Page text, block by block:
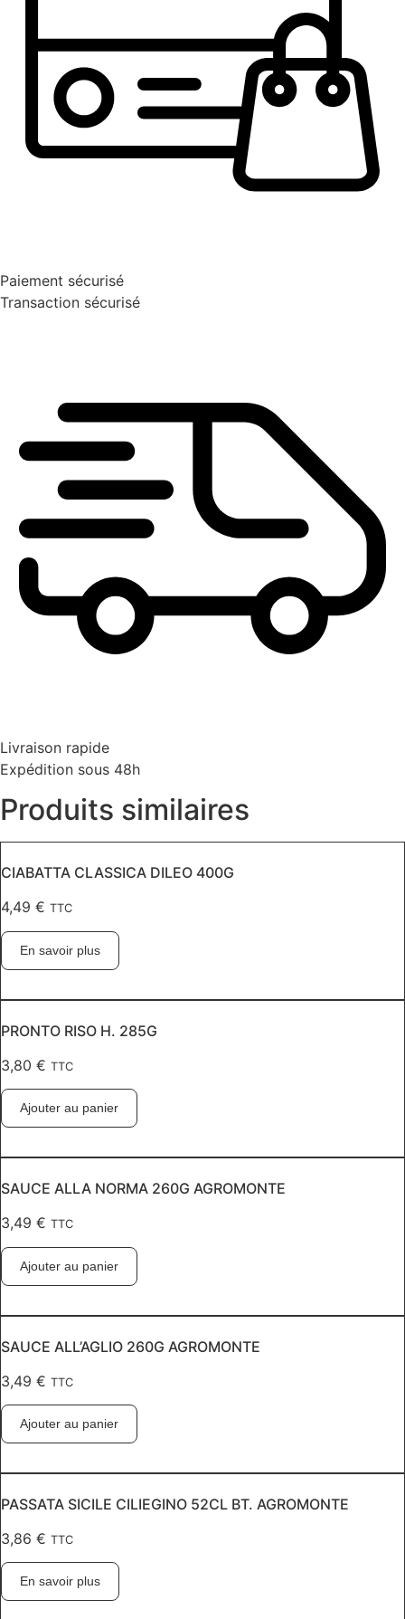
Paiement sécurisé
Transaction sécurisé
Livraison rapide
Expédition sous 48h
Produits similaires
CIABATTA CLASSICA DILEO 400G
4,49 € TTC
En savoir plus
PRONTO RISO H. 285G
3,80 € TTC
Ajouter au panier
SAUCE ALLA NORMA 260G AGROMONTE
3,49 € TTC
Ajouter au panier
SAUCE ALL’AGLIO 260G AGROMONTE
3,49 € TTC
Ajouter au panier
PASSATA SICILE CILIEGINO 52CL BT. AGROMONTE
3,86 € TTC
En savoir plus